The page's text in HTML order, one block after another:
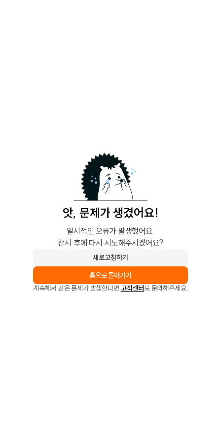
앗, 문제가 생겼어요!
일시적인 오류가 발생했어요.
잠시 후에 다시 시도해주시겠어요?
새로고침하기
홈으로 돌아가기
계속해서 같은 문제가 발생한다면 고객센터로 문의해주세요.